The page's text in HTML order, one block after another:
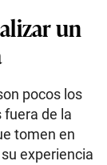
un
pocos los
de la
tomen en
experiencia